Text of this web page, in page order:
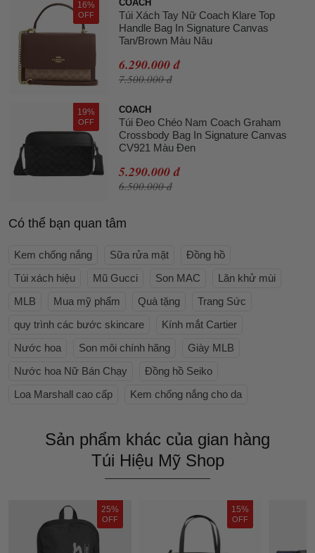
16%
OFF
COACH
Túi Xách Tay Nữ Coach Klare Top
Handle Bag In Signature Canvas
Tan/Brown Màu Nâu
6.290.000 đ
7.500.000 đ
19%
OFF
COACH
Túi Đeo Chéo Nam Coach Graham
Crossbody Bag In Signature Canvas
CV921 Màu Đen
5.290.000 đ
6.500.000 đ
Có thể bạn quan tâm
Kem chống nắng Sữa rửa mặt
Đồng hồ
Túi xách hiệu
Mũ Gucci Son MAC
Lăn khử mùi
MLB
Mua mỹ phẩm Quà tặng
Trang Sức
quy trình các bước skincare
Kính mắt Cartier
Nước hoa
Son môi chính hãng
Giày MLB
Nước hoa Nữ Bán Chạy
Đồng hồ Seiko
Loa Marshall cao cấp
Kem chống nắng cho da
Sản phẩm khác của gian hàng
Túi Hiệu Mỹ Shop
25%
OFF
15%
OFF